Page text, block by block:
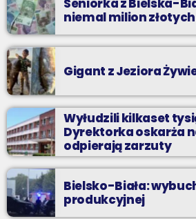
Seniorka z Bielska-
niemal milion
Gigant z Jeziora
Wyłudzili kilkaset
Dyrektorka oskarża
odpierają zarzuty
Bielsko-Biała:
produkcyjnej